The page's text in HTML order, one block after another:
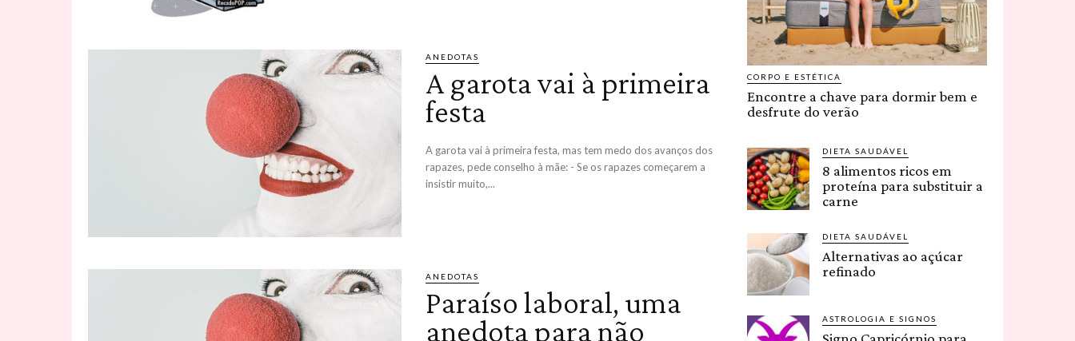
ANEDOTAS
A garota vai à primeira
festa
A garota vai à primeira festa, mas tem medo dos avanços dos
rapazes, pede conselho à mãe: - Se os rapazes começarem a
insistir muito,...
ANEDOTAS
Paraíso laboral, uma
anedota para não
CORPO E ESTÉTICA
Encontre a chave para dormir bem e
desfrute do verão
DIETA SAUDÁVEL
8 alimentos ricos em
proteína para substituir a
carne
DIETA SAUDÁVEL
Alternativas ao açúcar
refinado
ASTROLOGIA E SIGNOS